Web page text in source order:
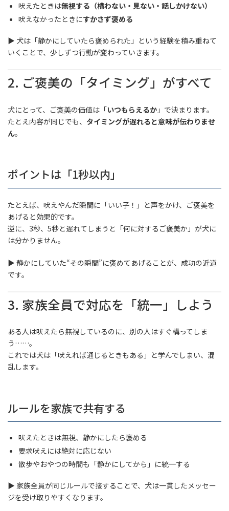
吠えたときは無視する（構わない・見ない・話しかけない）
吠えなかったときにすかさず褒める
▶ 犬は「静かにしていたら褒められた」という経験を積み重ねて
いくことで、少しずつ行動が変わっていきます。
2. ご褒美の「タイミング」がすべて
犬にとって、ご褒美の価値は「いつもらえるか 」で決まります。
たとえ内容が同じでも、 タイミングが遅れると意味が伝わりませ
ん。
ポイントは「1秒以内」
たとえば、吠えやんだ瞬間に「いい子！」と声をかけ、ご褒美を
あげると効果的です。
逆に、3秒、5秒と遅れてしまうと「何に対するご褒美か」が犬に
は分かりません。
▶ 静かにしていた“その瞬間”に褒めてあげることが、成功の近道
です。
3. 家族全員で対応を「統一」しよう
ある人は吠えたら無視しているのに、別の人はすぐ構ってしま
う……。
これでは犬は「吠えれば通じるときもある」と学んでしまい、混
乱します。
ルールを家族で共有する
吠えたときは無視、静かにしたら褒める
要求吠えには絶対に応じない
散歩やおやつの時間も「静かにしてから」に統一する
▶ 家族全員が同じルールで接することで、犬は一貫したメッセー
ジを受け取りやすくなります。